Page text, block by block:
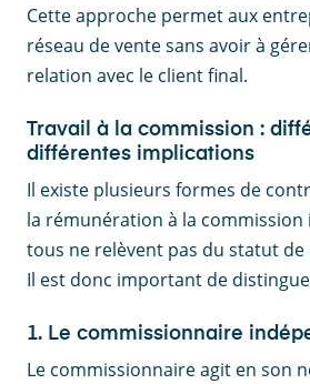
Cette approche permet aux
réseau de vente sans avoir à
relation avec le client final.
Travail à la commission :
différentes implications
Il existe plusieurs formes de
la rémunération à la commission
tous ne relèvent pas du statut
Il est donc important de
1. Le commissionnaire
Le commissionnaire agit en son